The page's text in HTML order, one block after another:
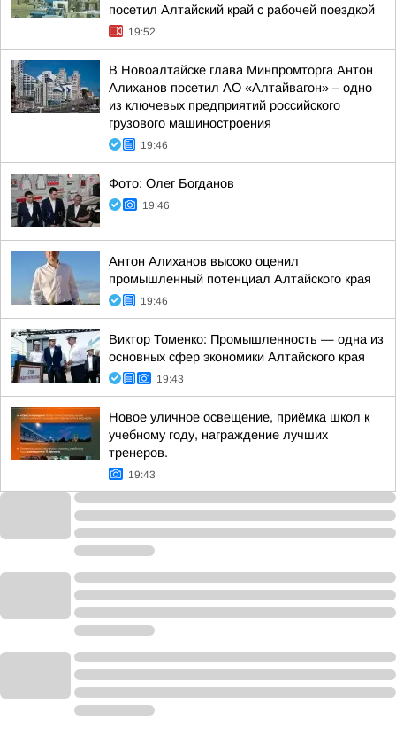
посетил Алтайский край с рабочей поездкой
19:52
В Новоалтайске глава Минпромторга Антон
Алиханов посетил АО «Алтайвагон» – одно
из ключевых предприятий российского
грузового машиностроения
19:46
Фото: Олег Богданов
19:46
Антон Алиханов высоко оценил
промышленный потенциал Алтайского края
19:46
Виктор Томенко: Промышленность — одна из
основных сфер экономики Алтайского края
19:43
Новое уличное освещение, приёмка школ к
учебному году, награждение лучших
тренеров.
19:43